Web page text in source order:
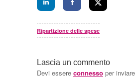
Ripartizione delle spese
Lascia un commento
Devi essere connesso per